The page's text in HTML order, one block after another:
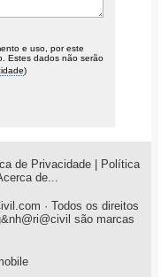
e uso, por este
Estes dados não serão
)
de Privacidade
Política
de...
· Todos os direitos
são marcas